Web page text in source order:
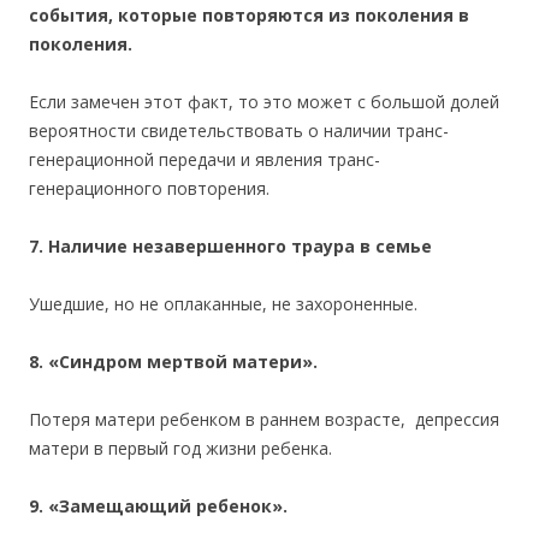
события, которые повторяются из поколения в
поколения.
Если замечен этот факт, то это может с большой долей
вероятности свидетельствовать о наличии транс-
генерационной передачи и явления транс-
генерационного повторения.
7. Наличие незавершенного траура в семье
Ушедшие, но не оплаканные, не захороненные.
8. «Синдром мертвой матери».
Потеря матери ребенком в раннем возрасте, депрессия
матери в первый год жизни ребенка.
9. «Замещающий ребенок».